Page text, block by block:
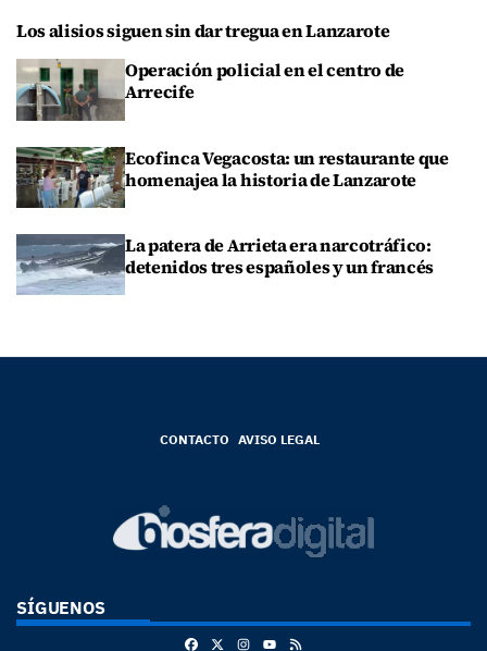
Los alisios siguen sin dar tregua en Lanzarote
Operación policial en el centro de
Arrecife
Ecofinca Vegacosta: un restaurante que
homenajea la historia de Lanzarote
La patera de Arrieta era narcotráfico:
detenidos tres españoles y un francés
CONTACTO AVISO LEGAL
SÍGUENOS
FacebookInstagram